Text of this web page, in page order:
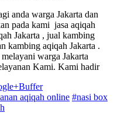
anda warga Jakarta dan
pada kami jasa aqiqah
Jakarta , jual kambing
kambing aqiqah Jakarta .
warga Jakarta
Kami. Kami hadir
Buffer
aqiqah online #nasi box